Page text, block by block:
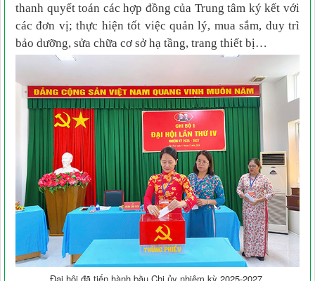
thanh quyết toán các hợp đồng của Trung tâm ký kết với
các đơn vị; thực hiện tốt việc quản lý, mua sắm, duy trì
bảo dưỡng, sửa chữa cơ sở hạ tầng, trang thiết bị…
Đại hội đã tiến hành bầu Chi ủy nhiệm kỳ 2025-2027.